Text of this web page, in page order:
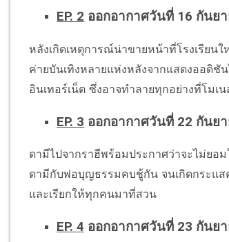
EP. 2 ออกอากาศวันที่ 16 กันย
หลังเกิดเหตุการณ์น่าขายหน้าที่โรงเรียน
ค่ายบันเทิงหลายแห่งหลังจากแสดงออดิชั
อินเทอร์เน็ต ซึ่งอาจทำลายทุกอย่างที่โมเน
EP. 3 ออกอากาศวันที่ 22 กันย
ดามีไปจากราฮีพร้อมประกาศว่าจะไม่ยอ
ดามีกับพ่อบุญธรรมคบชู้กัน จนเกิดกระแส
และเรียกให้ทุกคนมาที่สวน
EP. 4 ออกอากาศวันที่ 23 กันย